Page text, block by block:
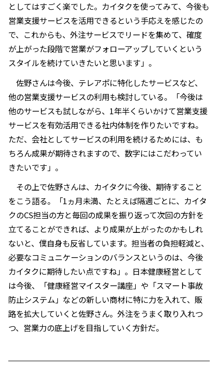
としてはすごく楽でした。カイタクを使ってみて、今後も
営業支援サービスを活用できるという手応えを感じたの
で、これからも、外注サービスでリードを集めて、確度
が上がった段階で営業がフォローアップしていくという
スタイルを続けていきたいと思います」。
佐野さんは今後、テレアポに特化したサービスなど、
他の営業支援サービスの利用も検討している。「今後は
他のサービスも試しながら、1年半くらいかけて営業支援
サービスを有効活用できる社内体制を作りたいですね。
ただ、会社としてサービスの利用を続けるためには、も
ちろん成果が期待されますので、数字にはこだわってい
きたいです」。
その上で佐野さんは、カイタクに今後、期待すること
をこう語る。「1ヵ月未満、たとえば隔週ごとに、カイタ
クのCS担当の方と毎回の成果を振り返って次回の方針を
立てることができれば、より成果が上がったのかもしれ
ないと、僕自身も反省しています。担当者の負担軽減と、
必要なコミュニケーションのバランスというのは、今後
カイタクに期待したい点ですね」。日本健康経営として
は今後、「健康経営マイスター講座」や「スマート事故
防止システム」などの新しい商材に特に力を入れて、販
路を拡大していくと佐野さん。外注をうまく取り入れつ
つ、営業力の底上げを目指していく方針だ。